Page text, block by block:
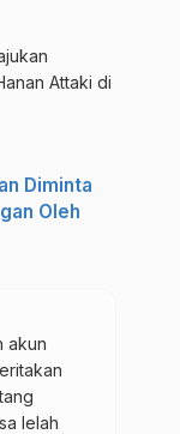
Attaki di
Diminta
Oleh
akun
lelah